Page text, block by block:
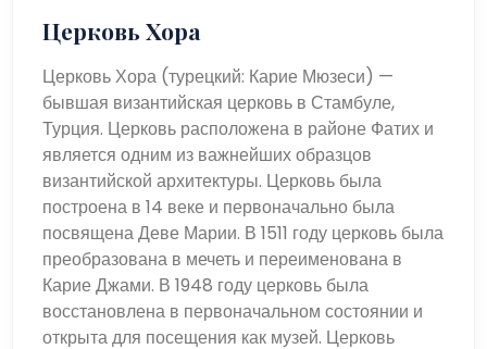
Церковь Хора
Церковь Хора (турецкий: Карие Мюзеси) —
бывшая византийская церковь в Стамбуле,
Турция. Церковь расположена в районе Фатих и
является одним из важнейших образцов
византийской архитектуры. Церковь была
построена в 14 веке и первоначально была
посвящена Деве Марии. В 1511 году церковь была
преобразована в мечеть и переименована в
Карие Джами. В 1948 году церковь была
восстановлена ​​в первоначальном состоянии и
открыта для посещения как музей. Церковь